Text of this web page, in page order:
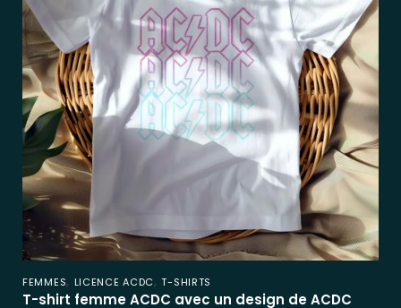
FEMMES, LICENCE ACDC,T-SHIRTS
T-shirt femme ACDC avec un design de ACDC